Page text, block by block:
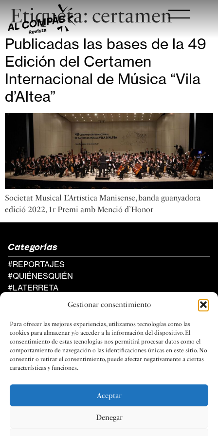
Gestionar consentimiento
Para ofrecer las mejores experiencias, utilizamos tecnologías como las
cookies para almacenar y/o acceder a la información del dispositivo. El
consentimiento de estas tecnologías nos permitirá procesar datos como el
comportamiento de navegación o las identificaciones únicas en este sitio. No
consentir o retirar el consentimiento, puede afectar negativamente a ciertas
características y funciones.
Aceptar
Denegar
Etiqueta:certamen
Publicadas las bases de la 49
Edición del Certamen
Internacional de Música “Vila
d’Altea”
Societat Musical L’Artística Manisense, banda guanyadora
edició 2022, 1r Premi amb Menció d’Honor
Categorías
#REPORTAJES
#QUIÉNESQUIÉN
#LATERRETA
UN PROYECTO DE LA FEDERACIÓN
DE SOCIEDADES MUSICALES
DE LA COMUNIDAD VALENCIANA
Social Legal
PRIVACIDAD